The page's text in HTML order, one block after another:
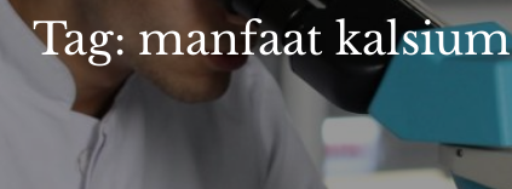
Tag:manfaat kalsium